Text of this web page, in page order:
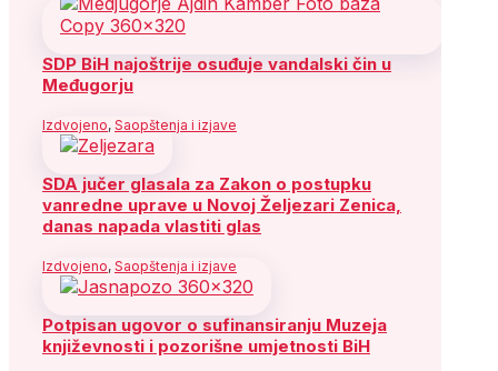
SDP BiH najoštrije osuđuje vandalski čin u
Međugorju
Izdvojeno, Saopštenja i izjave
SDA jučer glasala za Zakon o postupku
vanredne uprave u Novoj Željezari Zenica,
danas napada vlastiti glas
Izdvojeno, Saopštenja i izjave
Potpisan ugovor o sufinansiranju Muzeja
književnosti i pozorišne umjetnosti BiH